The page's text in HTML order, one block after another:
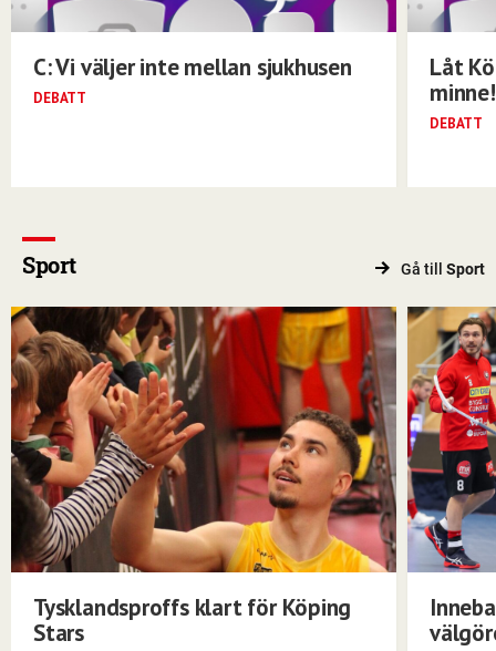
C: Vi väljer inte mellan sjukhusen
DEBATT
Låt
minne!
DEBATT
Sport Gå till Sport
Tysklandsproffs klart för Köping
Stars